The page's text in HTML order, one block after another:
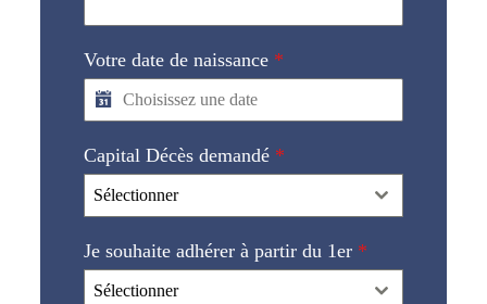
Votre date de naissance *
Capital Décès demandé *
Sélectionner
Je souhaite adhérer à partir du 1er *
Sélectionner